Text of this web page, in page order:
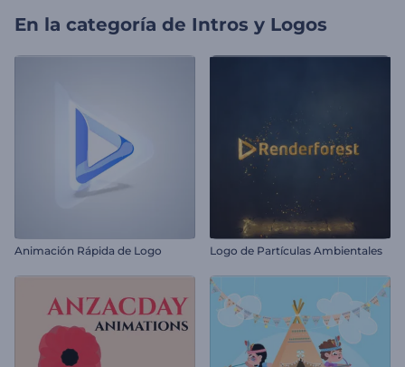
En la categoría de Intros y Logos
Animación Rápida de Logo Logo de Partículas Ambientales